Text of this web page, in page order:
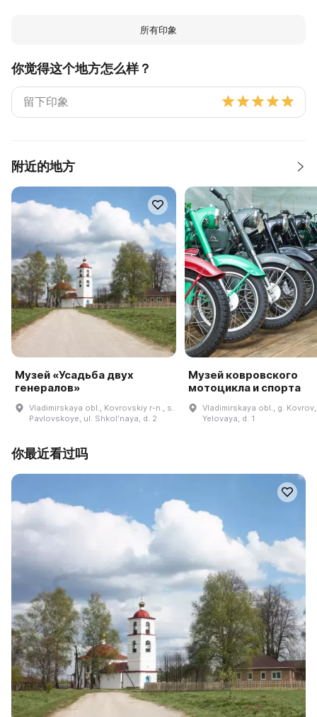
所有印象
你觉得这个地方怎么样？
附近的地方
Музей «Усадьба двух
генералов»
Vladimirskaya obl., Kovrovskiy r-n., s.
Pavlovskoye, ul. Shkolʹnaya, d. 2
Музей ковровского
мотоцикла и спорта
Vladimirskaya obl., g.
Yelovaya, d. 1
你最近看过吗